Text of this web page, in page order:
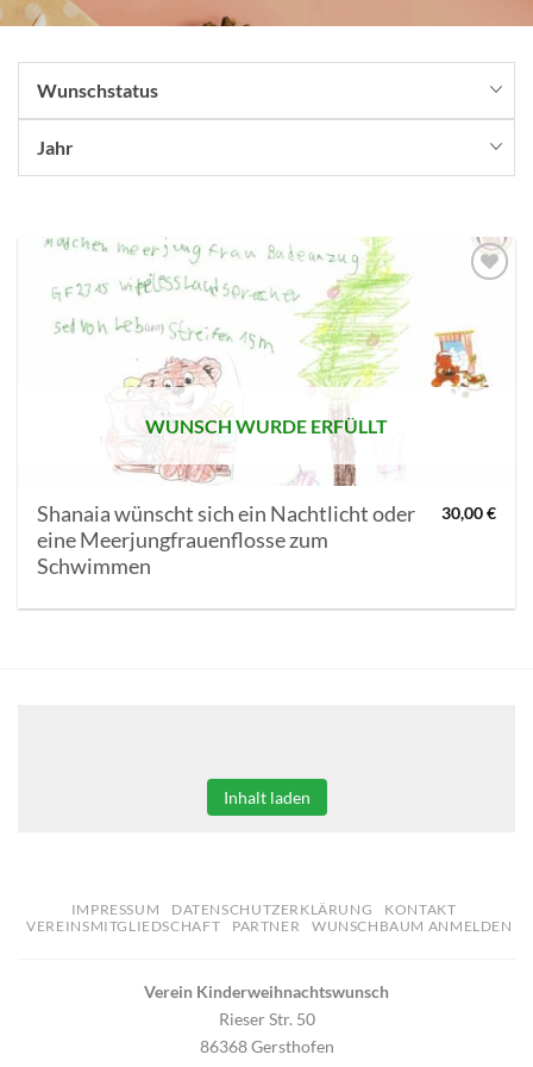
Wunschstatus
Jahr
AUF MEINE
SETZEN
WUNSCH WURDE ERFÜLLT
Shanaia wünscht sich ein Nachtlicht oder
eine Meerjungfrauenflosse zum
Schwimmen
30,00€
Inhalt laden
IMPRESSUM DATENSCHUTZERKLÄRUNG
KONTAKT
VEREINSMITGLIEDSCHAFT
PARTNER WUNSCHBAUM ANMELDEN
Verein Kinderweihnachtswunsch
Rieser Str. 50
86368 Gersthofen